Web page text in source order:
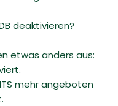
deaktivieren?
etwas anders aus:
mehr angeboten